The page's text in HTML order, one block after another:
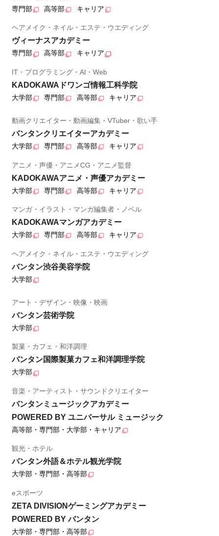
専門部 高等部 キャリア
ヘアメイク・ネイル・エステ・ウエディング
ヴィーナスアカデミー
専門部 高等部 キャリア
IT・プログラミング・AI・Web
KADOKAWAドワンゴ情報工科学院
大学部 専門部 高等部 キャリア
動画クリエイター・動画編集・VTuber・歌い手
バンタンクリエイターアカデミー
大学部 専門部 高等部 キャリア
アニメ・声優・アニメCG・アニメ監督
KADOKAWAアニメ・声優アカデミー
大学部 専門部 高等部 キャリア
マンガ・イラスト・マンガ編集者・ノベル
KADOKAWAマンガアカデミー
大学部 専門部 高等部 キャリア
ヘアメイク・ネイル・エステ・ウエディング
バンタン渋谷美容学院
大学部
アート・デザイン・映像・映画
バンタン芸術学院
大学部
製菓・カフェ・和洋調理
バンタン国際製菓カフェ和洋調理学院
大学部
音楽・アーティスト・サウンドクリエイター
バンタンミュージックアカデミー
POWERED BY ユニバーサル ミュージック
高等部・専門部・大学部・キャリア
観光・ホテル
バンタン外語＆ホテル観光学院
大学部・専門部・高等部
eスポーツ
ZETA DIVISIONゲーミングアカデミー
POWERED BY バンタン
大学部・専門部・高等部